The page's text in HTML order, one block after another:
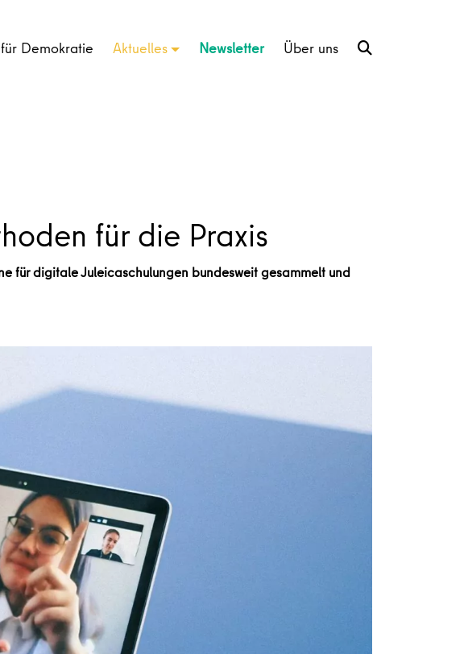
Demokratie Aktuelles Newsletter Über uns
für die Praxis
für digitale Juleicaschulungen bundesweit gesammelt und